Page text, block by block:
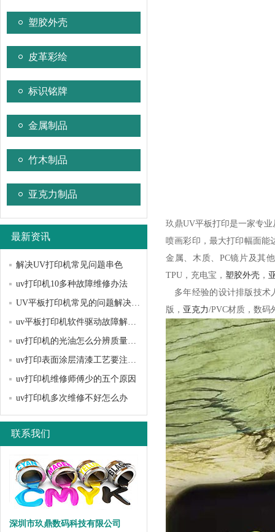
塑胶外壳
皮革彩绘
标识铭牌
金属制品
竹木制品
亚克力制品
最新资讯
解决UV打印机常见问题串色
uv打印机10多种故障维修办法
UV平板打印机常见的问题解决方法？
uv平板打印机软件驱动故障解决办法
uv打印机的光油怎么分辨质量好坏
uv打印表面涂层清漆工艺要注意哪些问题？
uv打印机维修师傅少的五个原因
uv打印机多次维修不好怎么办
联系我们
深圳市玖鼎数码科技有限公司
玖鼎UV平板打印是一家专
喷画彩印，最大打印幅面能
金属、木质、PC镜片及其
TPU，充电宝， 塑胶外壳 ，
多年经验的设计排版技术
版， 亚克力/PVC材质，数码